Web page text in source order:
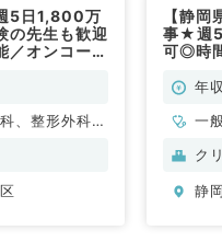
5日1,800万
の先生も歓迎
オンコール
事（内科系・
、整形外科、
、脳神経外
、一般内科、
【静
事★週5
可◎時
年
一
ク
静